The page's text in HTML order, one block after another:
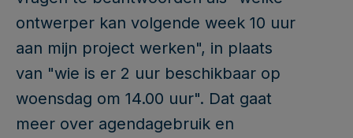
ontwerper kan volgende week 10 uur
aan mijn project werken", in plaats
van "wie is er 2 uur beschikbaar op
woensdag om 14.00 uur". Dat gaat
meer over agendagebruik en